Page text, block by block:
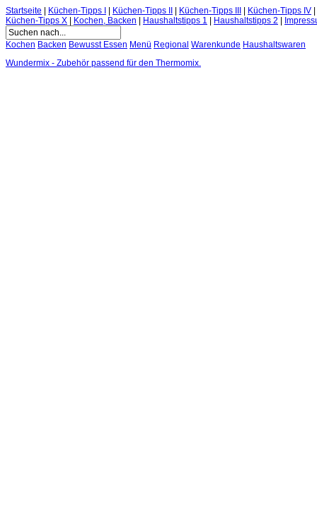
Startseite Küchen-Tipps I Küchen-Tipps II Küchen-Tipps III Küchen-Tipps IV
Küchen-Tipps X
Kochen, Backen Haushaltstipps 1 Haushaltstipps 2
Kochen Backen Bewusst Essen Menü Regional Warenkunde Haushaltswaren
Wundermix - Zubehör passend für den Thermomix.